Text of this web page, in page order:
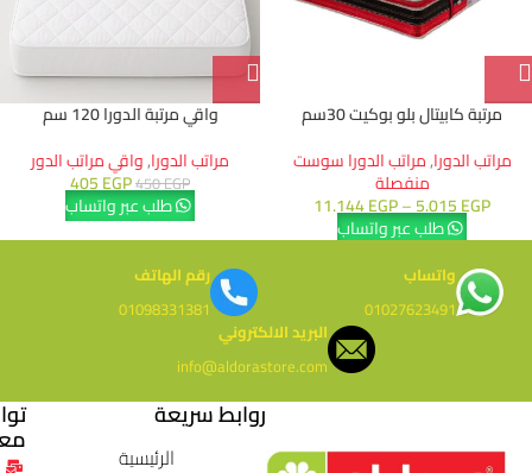
مرتبة كابيتال بلو بوكيت 30سم
مراتب الدورا,مراتب الدورا سوست
منفصلة
5.015EGP
–
11.144EGP
طلب عبر واتساب
واقي مرتبة الدورا 120 سم
مراتب الدورا,واقي مراتب الدور
450EGP
405EGP
طلب عبر واتساب
واتساب
01027623491
رقم الهاتف
01098331381
البريد الالكتروني
info@aldorastore.com
روابط سريعة
الرئيسية